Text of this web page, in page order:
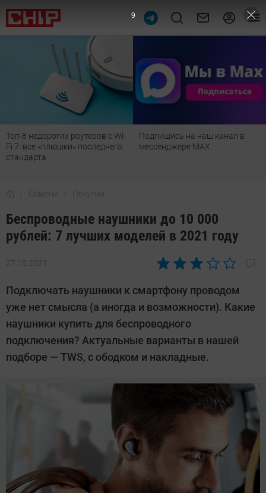
Подпишись на наш канал в
мессенджере МАХ
Рейтинг телевизоров 2026:
лучшие модели для гостиной,
Советы Покупка
Беспроводные наушники до 10 000
рублей: 7 лучших моделей в 2021 году
27.10.2021
Автор:
Подключать наушники к смартфону проводом
уже нет смысла (а иногда и возможности). Какие
наушники купить для беспроводного
подключения? Актуальные варианты в нашей
подборе — TWS, с ободком и накладные.
7